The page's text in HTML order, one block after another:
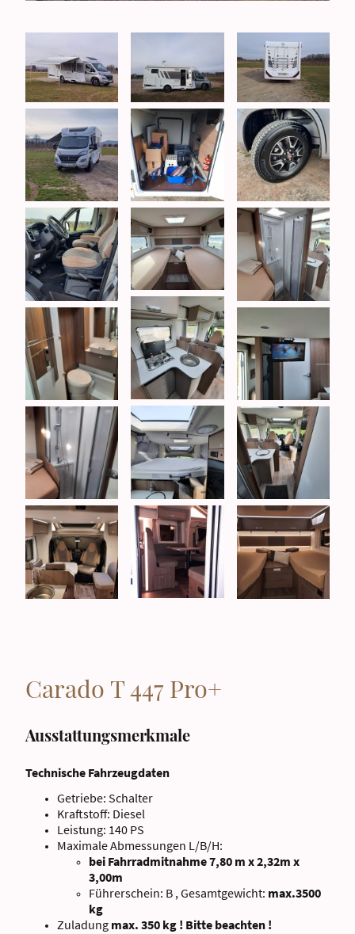
Carado T 447 Pro+
Ausstattungsmerkmale
Technische Fahrzeugdaten
Getriebe: Schalter
Kraftstoff: Diesel
Leistung: 140 PS
Maximale Abmessungen L/B/H:
bei Fahrradmitnahme 7,80 m x 2,32m x
3,00m
Führerschein: B , Gesamtgewicht: max.3500
kg
Zuladung max. 350 kg ! Bitte beachten !